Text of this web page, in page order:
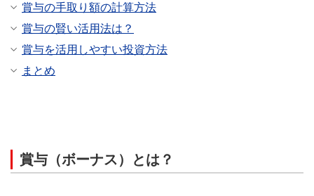
賞与の手取り額の計算方法
賞与の賢い活用法は？
賞与を活用しやすい投資方法
まとめ
賞与（ボーナス）とは？